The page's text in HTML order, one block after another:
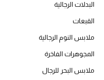
ركن الفخامة
جميع الملابس النسائية
جميع الأحذية النسائية
البدلات الرجالية
القبعات
ملابس النوم الرجالية
المجوهرات الفاخرة
ملابس البحر للرجال